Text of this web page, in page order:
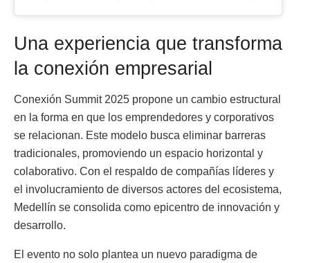
Una experiencia que transforma
la conexión empresarial
Conexión Summit 2025 propone un cambio estructural
en la forma en que los emprendedores y corporativos
se relacionan. Este modelo busca eliminar barreras
tradicionales, promoviendo un espacio horizontal y
colaborativo. Con el respaldo de compañías líderes y
el involucramiento de diversos actores del ecosistema,
Medellín se consolida como epicentro de innovación y
desarrollo.
El evento no solo plantea un nuevo paradigma de